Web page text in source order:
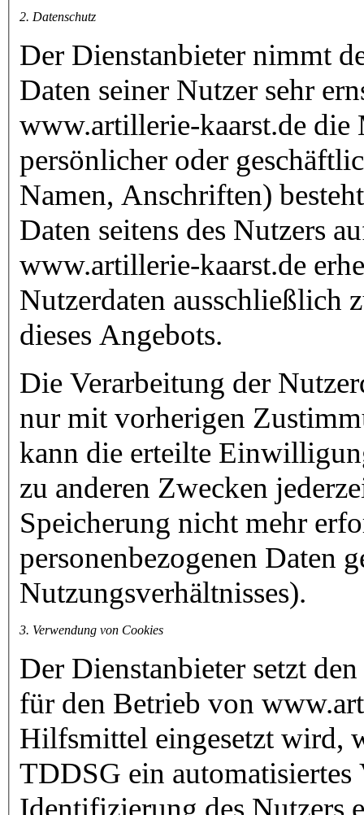
2. Datenschutz
Der Dienstanbieter nimmt
Daten seiner Nutzer sehr
www.artillerie-kaarst.de
persönlicher oder
Namen, Anschriften)
Daten seitens des Nutzers
www.artillerie-kaarst.de
Nutzerdaten ausschließlich
dieses Angebots.
Die Verarbeitung der
nur mit vorherigen
kann die erteilte
zu anderen Zwecken
Speicherung nicht mehr
personenbezogenen Daten
Nutzungsverhältnisses).
3. Verwendung von Cookies
Der Dienstanbieter setzt
für den Betrieb von
Hilfsmittel eingesetzt wird,
TDDSG ein automatisiertes
Identifizierung des Nutzers